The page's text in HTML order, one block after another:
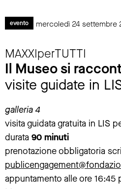
evento mercoledì 24 settembre
MAXXIperTUTTI
Il Museo si
visite guidate in
galleria 4
visita guidata gratuita in LIS
durata 90 minuti
prenotazione obbligatoria
appuntamento alle ore 16:45